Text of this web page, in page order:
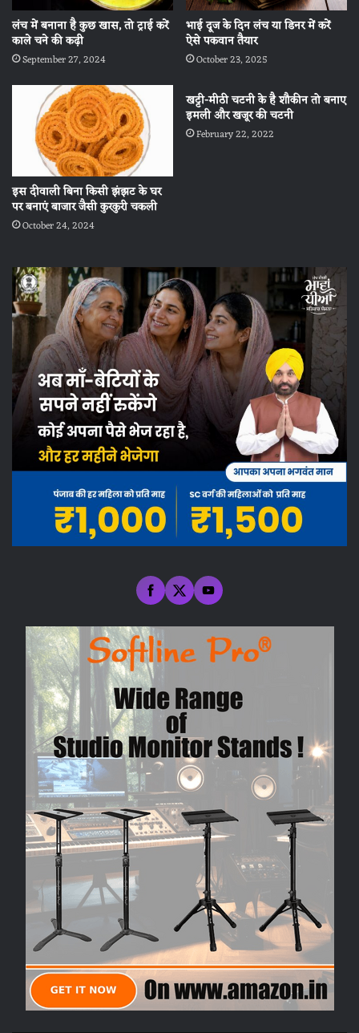
लंच में बनाना है कुछ खास, तो ट्राई करें
काले चने की कढ़ी
September 27, 2024
भाई दूज के दिन लंच या डिनर में करें
ऐसे पकवान तैयार
October 23, 2025
इस दीवाली बिना किसी झंझट के घर
पर बनाएं बाजार जैसी कुरकुरी चकली
October 24, 2024
खट्टी-मीठी चटनी के है शौकीन तो बनाए
इमली और खजूर की चटनी
February 22, 2022